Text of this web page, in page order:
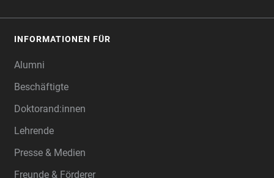
INFORMATIONEN FÜR
Alumni
Beschäftigte
Doktorand:innen
Lehrende
Presse & Medien
Freunde & Förderer